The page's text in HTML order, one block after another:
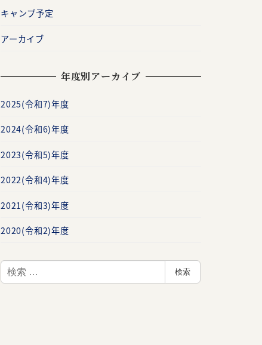
キャンプ予定
アーカイブ
年度別アーカイブ
2025(令和7)年度
2024(令和6)年度
2023(令和5)年度
2022(令和4)年度
2021(令和3)年度
2020(令和2)年度
検
索
検索